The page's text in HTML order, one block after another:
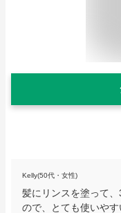
Kelly(50代・女性)
髪にリンスを塗って
ので、とても使いや